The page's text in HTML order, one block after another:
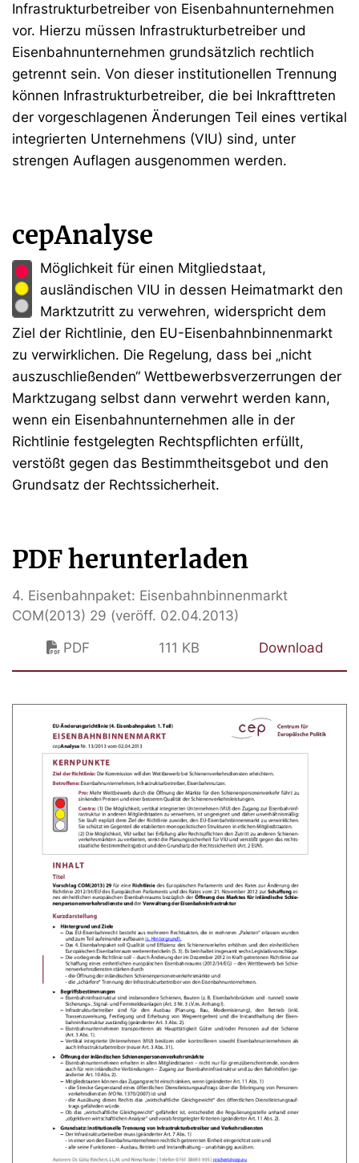
Infrastrukturbetreiber von Eisenbahnunternehmen
vor. Hierzu müssen Infrastrukturbetreiber und
Eisenbahnunternehmen grundsätzlich rechtlich
getrennt sein. Von dieser institutionellen Trennung
können Infrastrukturbetreiber, die bei Inkrafttreten
der vorgeschlagenen Änderungen Teil eines vertikal
integrierten Unternehmens (VIU) sind, unter
strengen Auflagen ausgenommen werden.
cepAnalyse
Möglichkeit für einen Mitgliedstaat,
ausländischen VIU in dessen Heimatmarkt den
Marktzutritt zu verwehren, widerspricht dem
Ziel der Richtlinie, den EU-Eisenbahnbinnenmarkt
zu verwirklichen. Die Regelung, dass bei „nicht
auszuschließenden“ Wettbewerbsverzerrungen der
Marktzugang selbst dann verwehrt werden kann,
wenn ein Eisenbahnunternehmen alle in der
Richtlinie festgelegten Rechtspflichten erfüllt,
verstößt gegen das Bestimmtheitsgebot und den
Grundsatz der Rechtssicherheit.
PDF herunterladen
4. Eisenbahnpaket: Eisenbahnbinnenmarkt
COM(2013) 29 (veröff. 02.04.2013)
PDF
111 KB Download